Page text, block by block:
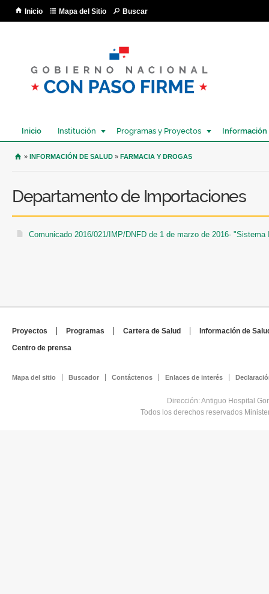
Inicio Mapa del Sitio Buscar
Inicio Institución Programas y Proyectos Información
USTED SE ENCUENTRA AQUÍ
» INFORMACIÓN DE SALUD » FARMACIA Y DROGAS
Departamento de Importaciones
Comunicado 2016/021/IMP/DNFD de 1 de marzo de 2016-
Proyectos Programas Cartera de Salud
Información de
Centro de prensa
Mapa del sitio Buscador Contáctenos Enlaces de interés
Dirección: Antiguo Hospital
Todos los derechos reservados